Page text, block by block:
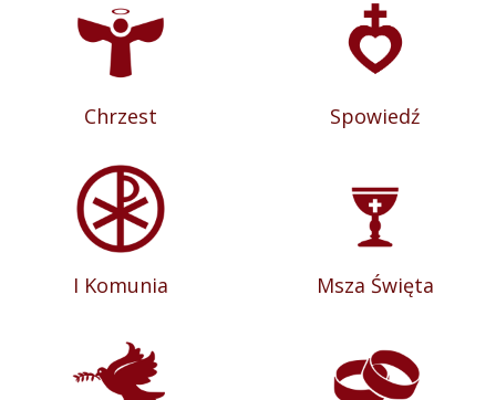
Chrzest Spowiedź
I Komunia Msza Święta